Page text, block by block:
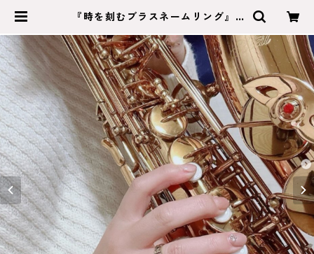
『時を刻むブラスネームリング』5
hrom